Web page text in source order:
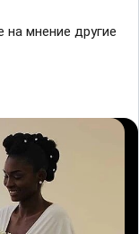
мнениe другиe